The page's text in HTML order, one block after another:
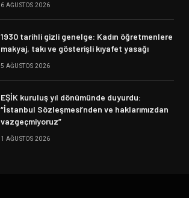
6 AĞUSTOS 2026
1930 tarihli gizli genelge: Kadın öğretmenlere
makyaj, takı ve gösterişli kıyafet yasağı
5 AĞUSTOS 2026
EŞİK kuruluş yıl dönümünde duyurdu:
“İstanbul Sözleşmesi’nden ve haklarımızdan
vazgeçmiyoruz”
1 AĞUSTOS 2026